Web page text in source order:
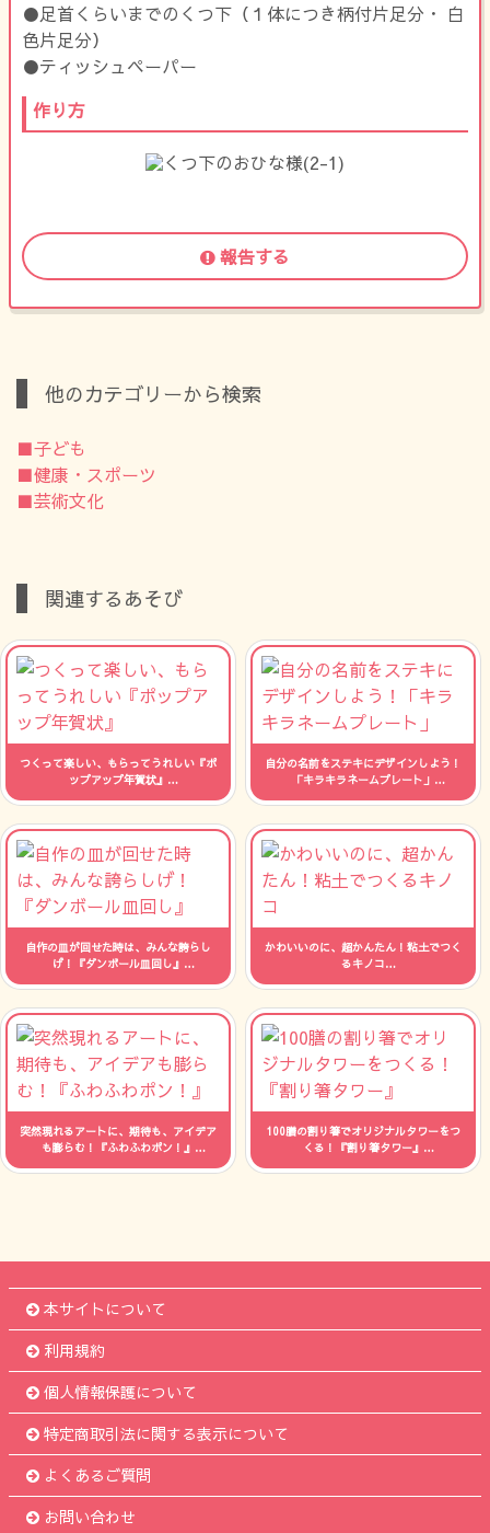
●足首くらいまでのくつ下（１体につき柄付片足分・ 白
色片足分）
●ティッシュペーパー
作り方
報告する
他のカテゴリーから検索
■子ども
■健康・スポーツ
■芸術文化
関連するあそび
つくって楽しい、もらってうれしい『ポ
ップアップ年賀状』
自分の名前をステキにデザインしよう！
「キラキラネームプレート」
自作の皿が回せた時は、みんな誇らし
げ！『ダンボール皿回し』
かわいいのに、超かんたん！粘土でつく
るキノコ
突然現れるアートに、期待も、アイデア
も膨らむ！『ふわふわポン！』
100膳の割り箸でオリジナルタワーをつ
くる！『割り箸タワー』
本サイトについて
利用規約
個人情報保護について
特定商取引法に関する表示について
よくあるご質問
お問い合わせ